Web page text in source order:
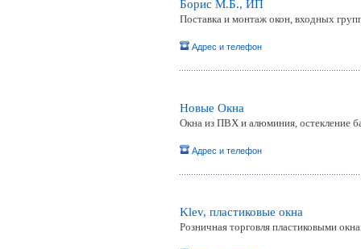
Борис М.Б., ИП
Поставка и монтаж окон, входных
Адрес и телефон
Новые Окна
Окна из ПВХ и алюминия, остекление
Адрес и телефон
Klev, пластиковые окна
Розничная торговля пластиковыми